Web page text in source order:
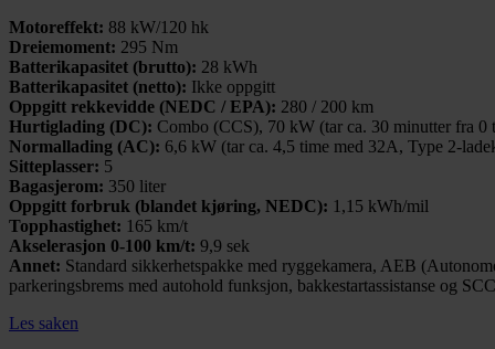
Motoreffekt: 88 kW/120 hk
Dreiemoment: 295 Nm
Batterikapasitet (brutto): 28 kWh
Batterikapasitet (netto): Ikke oppgitt
Oppgitt rekkevidde (NEDC / EPA): 280 / 200 km
Hurtiglading (DC): Combo (CCS), 70 kW (tar ca. 30 minutter fra
Normallading (AC): 6,6 kW (tar ca. 4,5 time med 32A, Type 2-
Sitteplasser: 5
Bagasjerom: 350 liter
Oppgitt forbruk (blandet kjøring, NEDC): 1,15 kWh/mil
Topphastighet: 165 km/t
Akselerasjon 0-100 km/t: 9,9 sek
Annet: Standard sikkerhetspakke med ryggekamera, AEB
parkeringsbrems med autohold funksjon, bakkestartassistanse og
Les saken